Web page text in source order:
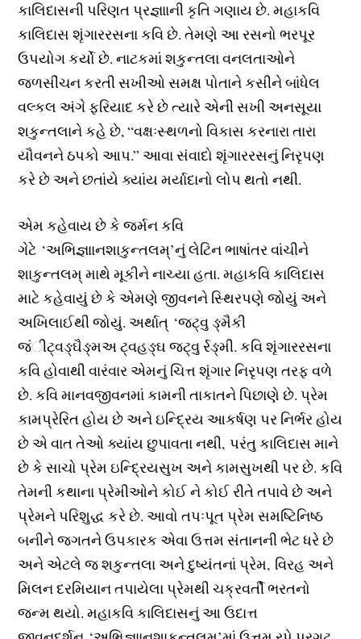
કાલિદાસની પરિણત પ્રજ્ઞાાની કૃતિ ગણાય છે. મહાકવિ
કાલિદાસ શૃંગારરસના કવિ છે. તેમણે આ રસનો ભરપૂર
ઉપયોગ કર્યો છે. નાટકમાં શકુન્તલા વનલતાઓને
જળસીંચન કરતી સખીઓ સમક્ષ પોતાને કસીને બાંધેલ
વલ્કલ અંગે ફરિયાદ કરે છે ત્યારે એની સખી અનસૂયા
શકુન્તલાને કહે છે, “વક્ષઃસ્થળનો વિકાસ કરનારા તારા
યૌવનને ઠપકો આપ.” આવા સંવાદો શૃંગારરસનું નિરૃપણ
કરે છે અને છતાંયે ક્યાંય મર્યાદાનો લોપ થતો નથી.
એમ કહેવાય છે કે જર્મન કવિ
ગેટે ‘અભિજ્ઞાાનશાકુન્તલમ્’નું લેટિન ભાષાંતર વાંચીને
શાકુન્તલમ્ માથે મૂકીને નાચ્યા હતા. મહાકવિ કાલિદાસ
માટે કહેવાયું છે કે એમણે જીવનને સ્થિરપણે જોયું અને
અખિલાઈથી જોયું. અર્થાત્ ‘જટ્વુ ઙ્મૈકી
જંીટ્વઙ્ઘૈઙ્મઅ ટ્વહઙ્ઘ જટ્વુ ર્રઙ્મી. કવિ શૃંગારરસના
કવિ હોવાથી વારંવાર એમનું ચિત્ત શૃંગાર નિરૃપણ તરફ વળે
છે. કવિ માનવજીવનમાં કામની તાકાતને પિછાણે છે. પ્રેમ
કામપ્રેરિત હોય છે અને ઇન્દ્રિય આકર્ષણ પર નિર્ભર હોય
છે એ વાત તેઓ ક્યાંય છુપાવતા નથી, પરંતુ કાલિદાસ માને
છે કે સાચો પ્રેમ ઇન્દ્રિયસુખ અને કામસુખથી પર છે. કવિ
તેમની કથાના પ્રેમીઓને કોઈ ને કોઈ રીતે તપાવે છે અને
પ્રેમને પરિશુદ્ધ કરે છે. આવો તપઃપૂત પ્રેમ સમષ્ટિનિષ્ઠ
બનીને જગતને ઉપકારક એવા ઉત્તમ સંતાનની ભેટ ધરે છે
અને એટલે જ શકુન્તલા અને દુષ્યંતનાં પ્રેમ, વિરહ અને
મિલન દરમિયાન તપાયેલા પ્રેમથી ચક્રવર્તી ભરતનો
જન્મ થયો. મહાકવિ કાલિદાસનું આ ઉદાત્ત